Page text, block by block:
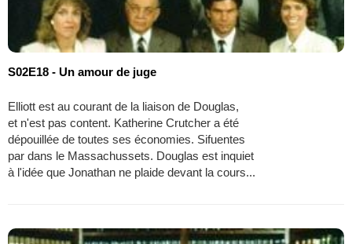
S02E18 - Un amour de juge
Elliott est au courant de la liaison de Douglas,
et n'est pas content. Katherine Crutcher a été
dépouillée de toutes ses économies. Sifuentes
par dans le Massachussets. Douglas est inquiet
à l'idée que Jonathan ne plaide devant la cours...